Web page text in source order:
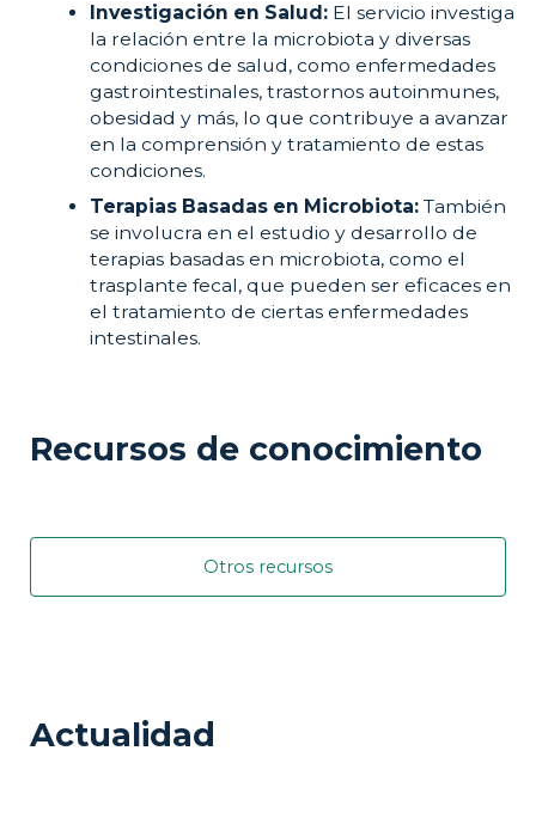
Investigación en Salud: El servicio investiga
la relación entre la microbiota y diversas
condiciones de salud, como enfermedades
gastrointestinales, trastornos autoinmunes,
obesidad y más, lo que contribuye a avanzar
en la comprensión y tratamiento de estas
condiciones.
Terapias Basadas en Microbiota: También
se involucra en el estudio y desarrollo de
terapias basadas en microbiota, como el
trasplante fecal, que pueden ser eficaces en
el tratamiento de ciertas enfermedades
intestinales.
Recursos de conocimiento
Otros recursos
Actualidad